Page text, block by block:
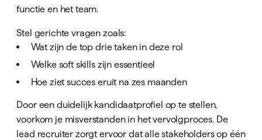
functie en het team.
Stel gerichte vragen zoals:
Wat zijn de top drie taken in deze rol
Welke soft skills zijn essentieel
Hoe ziet succes eruit na zes maanden
Door een duidelijk kandidaatprofiel op te stellen,
voorkom je misverstanden in het vervolgproces. De
lead recruiter zorgt ervoor dat alle stakeholders op één